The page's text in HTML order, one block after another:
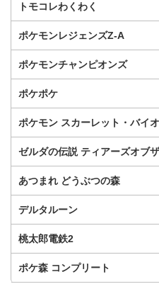
トモコレわくわく
ポケモンレジェンズZ-A
ポケモンチャンピオンズ
ポケポケ
ポケモン スカーレット・バイ
ゼルダの伝説 ティアーズオブ
あつまれ どうぶつの森
デルタルーン
桃太郎電鉄2
ポケ森 コンプリート